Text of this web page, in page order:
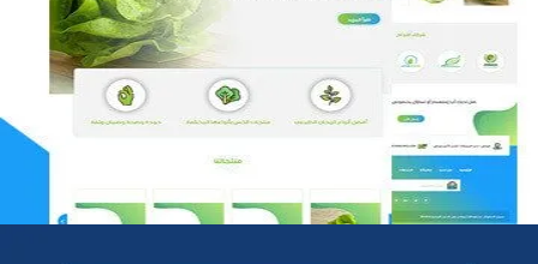
مؤسسة رتيل الخرج الزراعية
التفاصيل